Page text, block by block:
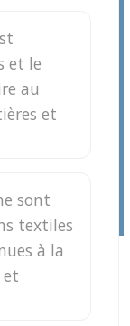
et le
au
et
sont
textiles
à la
et